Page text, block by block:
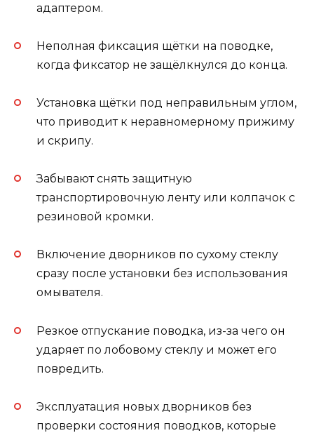
адаптером.
Неполная фиксация щётки на поводке,
когда фиксатор не защёлкнулся до конца.
Установка щётки под неправильным углом,
что приводит к неравномерному прижиму
и скрипу.
Забывают снять защитную
транспортировочную ленту или колпачок с
резиновой кромки.
Включение дворников по сухому стеклу
сразу после установки без использования
омывателя.
Резкое отпускание поводка, из-за чего он
ударяет по лобовому стеклу и может его
повредить.
Эксплуатация новых дворников без
проверки состояния поводков, которые